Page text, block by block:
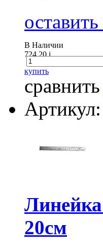
В Наличии
724.20i
купить
сравнить
20см